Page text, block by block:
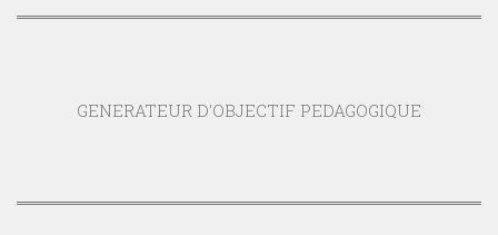
GENERATEUR D'OBJECTIF PEDAGOGIQUE